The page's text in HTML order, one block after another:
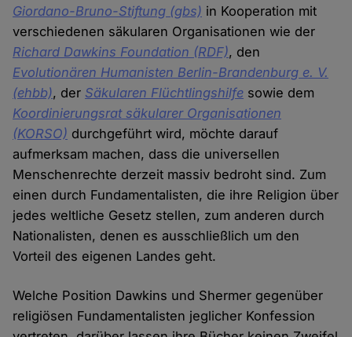
Giordano-Bruno-Stiftung (gbs) in Kooperation mit
verschiedenen säkularen Organisationen wie der
Richard Dawkins Foundation (RDF), den
Evolutionären Humanisten Berlin-Brandenburg e. V.
(ehbb), der Säkularen Flüchtlingshilfe sowie dem
Koordinierungsrat säkularer Organisationen
(KORSO) durchgeführt wird, möchte darauf
aufmerksam machen, dass die universellen
Menschenrechte derzeit massiv bedroht sind. Zum
einen durch Fundamentalisten, die ihre Religion über
jedes weltliche Gesetz stellen, zum anderen durch
Nationalisten, denen es ausschließlich um den
Vorteil des eigenen Landes geht.
Welche Position Dawkins und Shermer gegenüber
religiösen Fundamentalisten jeglicher Konfession